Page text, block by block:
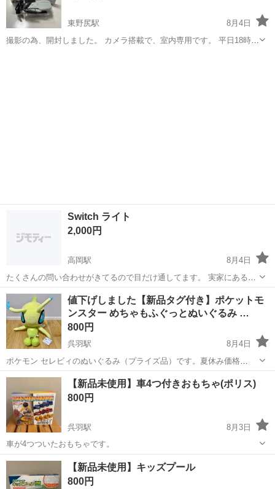
東野尻駅
8月4日
撮影の為、開封しました。 カメラ搭載で、室内専用です。 平日18時以
Switch ライト
2,000円
高岡駅
8月4日
たくさんの問い合わせがきてるので目だけ通してます。 実家にあるた
め写真・引き渡しはしばらくお待ちください。 右側のスティック？が
反応鈍いです。反応しない時もあります。 どなたか使いますか？ でき
ればお子様のいるご家庭にお渡し...
富山 高岡市 高岡駅 ポータブルゲーム Switch
値下げしました【新品タグ付き】ポケットモ
ンスター めちゃもふぐっとぬいぐるみ …
800円
呉羽駅
8月4日
ポケモン セレビィのぬいぐるみ（プライズ品）です。夏休み価格
（20％OFF）にしました。
富山 富山市 呉羽駅 おもちゃ ポケットモンスター
【新品未使用】車4つ付きおもちゃ(ポリス)
800円
呉羽駅
8月3日
車が4つついたおもちゃです。
富山 富山市 呉羽駅 その他
【新品未使用】キッズプール
800円